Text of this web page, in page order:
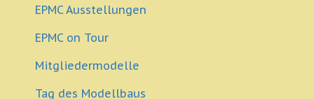
EPMC Ausstellungen
EPMC on Tour
Mitgliedermodelle
Tag des Modellbaus